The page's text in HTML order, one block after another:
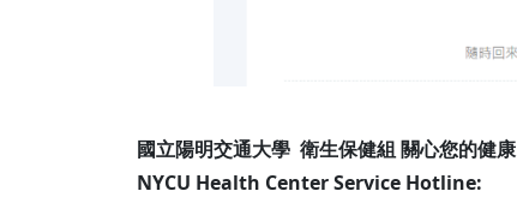
國立陽明交通大學 衛生保健組 關心您的健康
NYCU Health Center Service Hotline: